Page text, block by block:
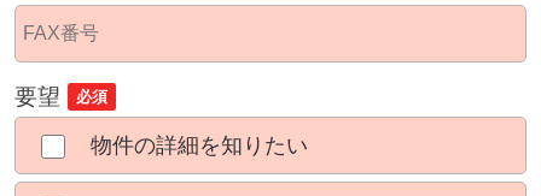
要望 必須
物件の詳細を知りたい